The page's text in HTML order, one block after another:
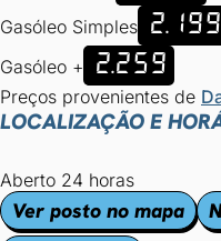
Gasóleo Simples 2.199
Gasóleo + 2.259
Preços provenientes de
LOCALIZAÇÃO E
Aberto 24 horas
Ver posto no mapa